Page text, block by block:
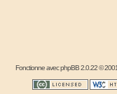
Fonctionne avecphpBB2.0.22 ©